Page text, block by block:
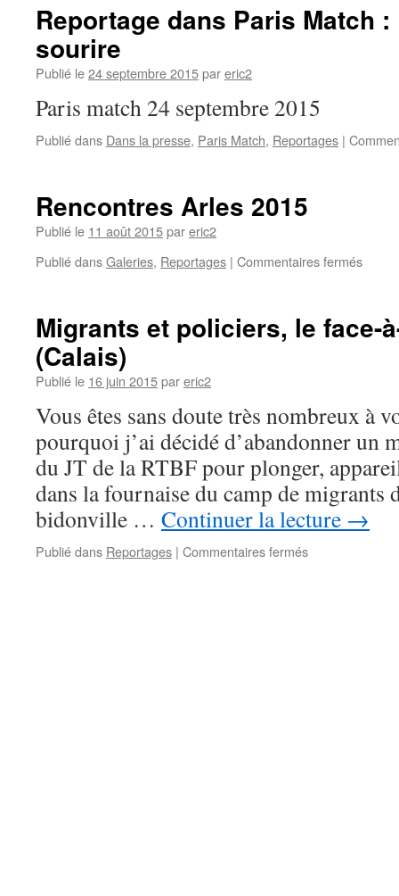
Reportage dans Paris Match
sourire
Publié le24 septembre 2015pareric2
Paris match 24 septembre 2015
Publié dans Dans la presse, Paris Match, Reportages |
Rencontres Arles 2015
Publié le 11 août 2015pareric2
Publié dansGaleries, Reportages | Commentaires fermés
Migrants et policiers, le face-
(Calais)
Publié le 16 juin 2015pareric2
Vous êtes sans doute très nombreux à
pourquoi j’ai décidé d’abandonner un
du JT de la RTBF pour plonger,
dans la fournaise du camp de migrants
bidonville … Continuer la lecture →
Publié dans Reportages | Commentaires fermés